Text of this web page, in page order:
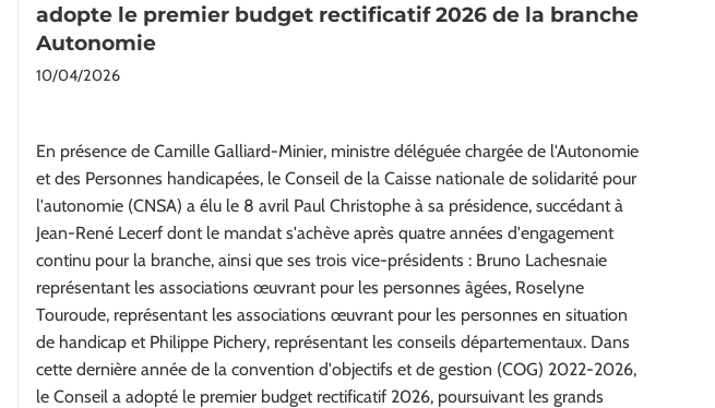
adopte le premier budget rectificatif 2026 de la branche
Autonomie
10/04/2026
En présence de Camille Galliard-Minier, ministre déléguée chargée de l'Autonomie
et des Personnes handicapées, le Conseil de la Caisse nationale de solidarité pour
l'autonomie (CNSA) a élu le 8 avril Paul Christophe à sa présidence, succédant à
Jean-René Lecerf dont le mandat s'achève après quatre années d'engagement
continu pour la branche, ainsi que ses trois vice-présidents : Bruno Lachesnaie
représentant les associations œuvrant pour les personnes âgées, Roselyne
Touroude, représentant les associations œuvrant pour les personnes en situation
de handicap et Philippe Pichery, représentant les conseils départementaux. Dans
cette dernière année de la convention d'objectifs et de gestion (COG) 2022-2026,
le Conseil a adopté le premier budget rectificatif 2026, poursuivant les grands